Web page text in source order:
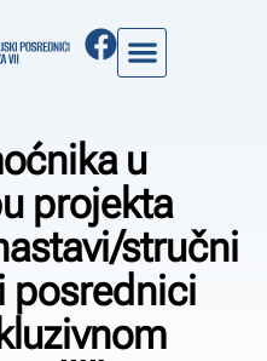
u
projekta
stručni
posrednici